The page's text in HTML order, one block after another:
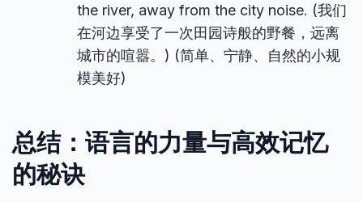
the river, away from the city noise. (我们
在河边享受了一次田园诗般的野餐，远离
城市的喧嚣。) (简单、宁静、自然的小规
模美好)
总结：语言的力量与高效记忆
的秘诀